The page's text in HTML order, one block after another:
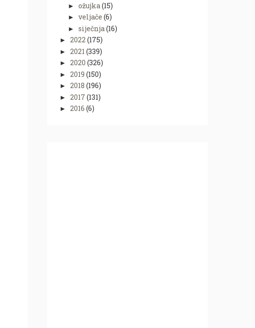
► ožujka (15)
► veljače (6)
► siječnja (16)
► 2022 (175)
► 2021 (339)
► 2020 (326)
► 2019 (150)
► 2018 (196)
► 2017 (131)
► 2016 (6)